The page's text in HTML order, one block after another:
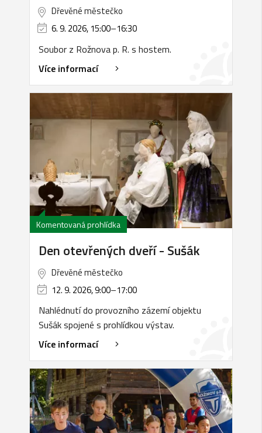
Dřevěné městečko
6. 9. 2026, 15:00–16:30
Soubor z Rožnova p. R. s hostem.
Více informací
Komentovaná prohlídka
Den otevřených dveří - Sušák
Dřevěné městečko
12. 9. 2026, 9:00–17:00
Nahlédnutí do provozního zázemí objektu
Sušák spojené s prohlídkou výstav.
Více informací